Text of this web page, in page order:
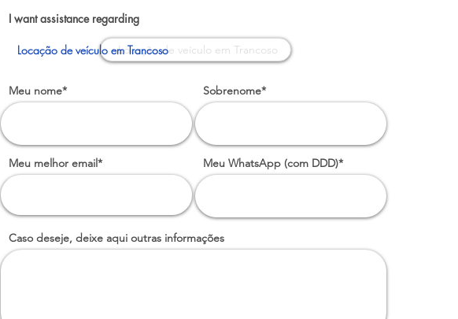
I want assistance regarding
Locação de veículo em Trancoso
Meu nome* Sobrenome*
Meu melhor email* Meu WhatsApp (com DDD)*
Caso deseje, deixe aqui outras informações